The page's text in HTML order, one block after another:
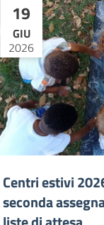
19
GIU
2026
Centri estivi
seconda